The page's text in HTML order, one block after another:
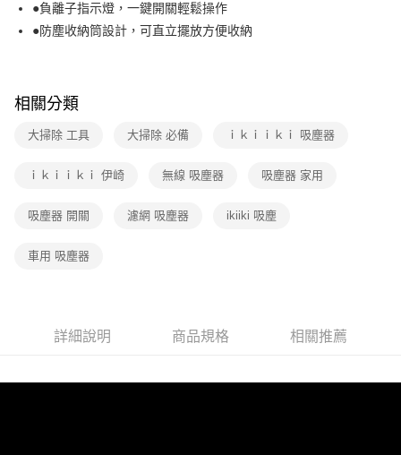
●負離子指示燈，一鍵開關輕鬆操作
●防塵收納筒設計，可直立擺放方便收納
相關分類
大掃除 工具 大掃除 必備 ｉｋｉｉｋｉ 吸塵器
ｉｋｉｉｋｉ 伊崎 無線 吸塵器 吸塵器 家用
吸塵器 開關 濾網 吸塵器 ikiiki 吸塵
車用 吸塵器
詳細說明 商品規格 相關推薦